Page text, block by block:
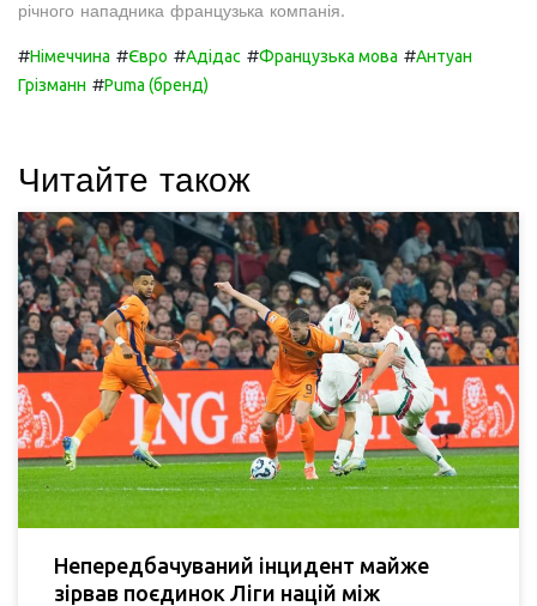
річного нападника французька компанія.
#Німеччина #Євро #Адідас #Французька мова #Антуан
Грізманн #Puma (бренд)
Читайте також
Непередбачуваний інцидент майже
зірвав поєдинок Ліги націй між